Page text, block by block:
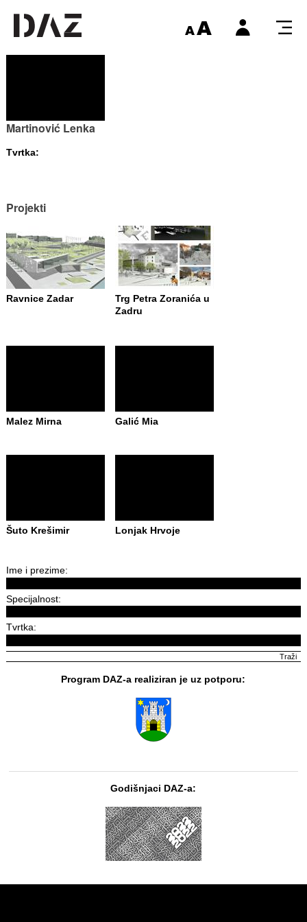
Martinović Lenka
Tvrtka:
Projekti
Ravnice Zadar
Trg Petra Zoranića u
Zadru
Malez Mirna Galić Mia
Šuto Krešimir Lonjak Hrvoje
Ime i prezime:
Specijalnost:
Tvrtka:
Program DAZ-a realiziran je uz potporu:
Godišnjaci DAZ-a: